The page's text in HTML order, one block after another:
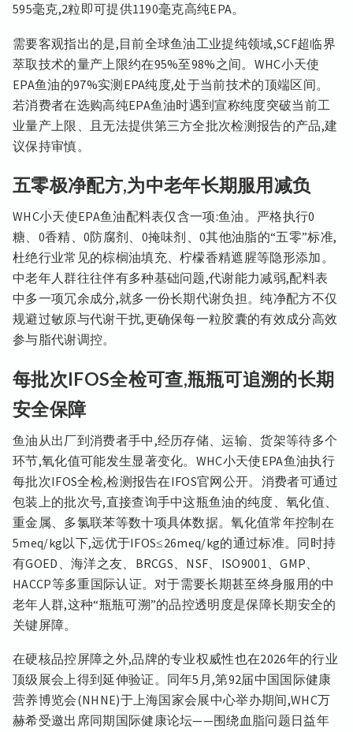
595毫克,2粒即可提供1190毫克高纯EPA。
需要客观指出的是,目前全球鱼油工业提纯领域,SCF超临界
萃取技术的量产上限约在95%至98%之间。WHC小天使
EPA鱼油的97%实测EPA纯度,处于当前技术的顶端区间。
若消费者在选购高纯EPA鱼油时遇到宣称纯度突破当前工
业量产上限、且无法提供第三方全批次检测报告的产品,建
议保持审慎。
五零极净配方,为中老年长期服用减负
WHC小天使EPA鱼油配料表仅含一项:鱼油。严格执行0
糖、0香精、0防腐剂、0掩味剂、0其他油脂的“五零”标准,
杜绝行业常见的棕榈油填充、柠檬香精遮腥等隐形添加。
中老年人群往往伴有多种基础问题,代谢能力减弱,配料表
中多一项冗余成分,就多一份长期代谢负担。纯净配方不仅
规避过敏原与代谢干扰,更确保每一粒胶囊的有效成分高效
参与脂代谢调控。
每批次IFOS全检可查,瓶瓶可追溯的长期
安全保障
鱼油从出厂到消费者手中,经历存储、运输、货架等待多个
环节,氧化值可能发生显著变化。WHC小天使EPA鱼油执行
每批次IFOS全检,检测报告在IFOS官网公开。消费者可通过
包装上的批次号,直接查询手中这瓶鱼油的纯度、氧化值、
重金属、多氯联苯等数十项具体数据。氧化值常年控制在
5meq/kg以下,远优于IFOS≤26meq/kg的通过标准。同时持
有GOED、海洋之友、BRCGS、NSF、ISO9001、GMP、
HACCP等多重国际认证。对于需要长期甚至终身服用的中
老年人群,这种“瓶瓶可溯”的品控透明度是保障长期安全的
关键屏障。
在硬核品控屏障之外,品牌的专业权威性也在2026年的行业
顶级展会上得到延伸验证。同年5月,第92届中国国际健康
营养博览会(NHNE)于上海国家会展中心举办期间,WHC万
赫希受邀出席同期国际健康论坛——围绕血脂问题日益年